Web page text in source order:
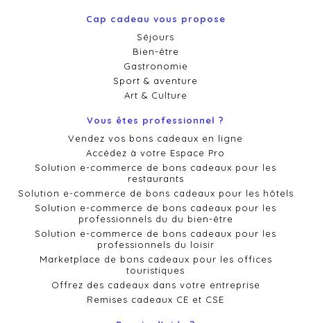
Cap cadeau vous propose
Séjours
Bien-être
Gastronomie
Sport & aventure
Art & Culture
Vous êtes professionnel ?
Vendez vos bons cadeaux en ligne
Accédez à votre Espace Pro
Solution e-commerce de bons cadeaux pour les
restaurants
Solution e-commerce de bons cadeaux pour les hôtels
Solution e-commerce de bons cadeaux pour les
professionnels du du bien-être
Solution e-commerce de bons cadeaux pour les
professionnels du loisir
Marketplace de bons cadeaux pour les offices
touristiques
Offrez des cadeaux dans votre entreprise
Remises cadeaux CE et CSE